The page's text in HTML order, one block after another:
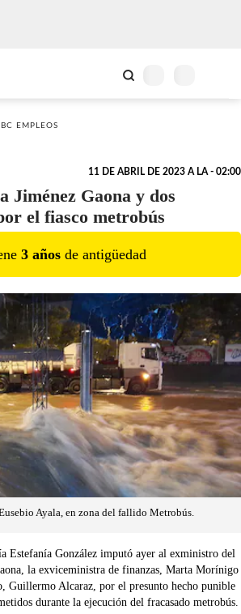
EMPLEOS
11 DE ABRIL DE 2023 A LA - 02:00
Jiménez Gaona y dos
el fiasco metrobús
3 años de antigüedad
Ayala, en zona del fallido Metrobús.
Estefanía González imputó ayer al exministro del
la exviceministra de finanzas, Marta Morínigo
Guillermo Alcaraz, por el presunto hecho punible
durante la ejecución del fracasado metrobús.